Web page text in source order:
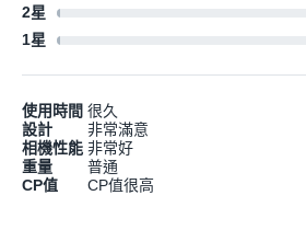
2星
1星
使用時間 很久
設計
非常滿意
相機性能 非常好
重量
普通
CP值
CP值很高